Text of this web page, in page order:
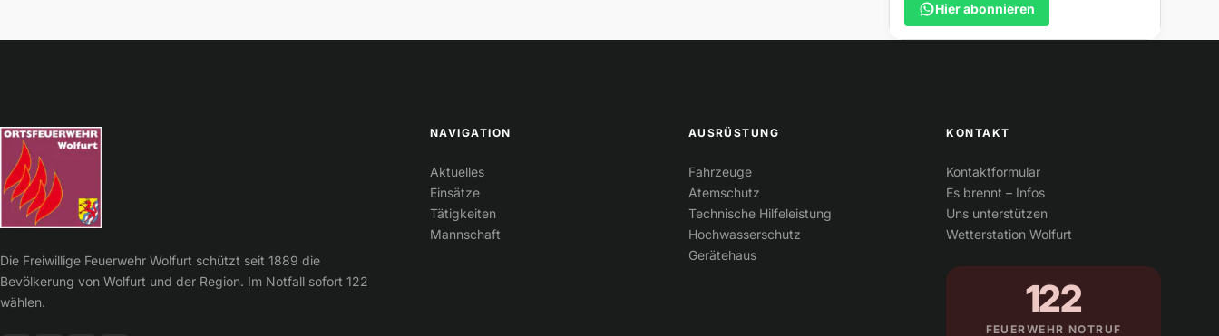
Hier abonnieren
Die Freiwillige Feuerwehr Wolfurt schützt seit 1889 die
Bevölkerung von Wolfurt und der Region. Im Notfall sofort 122
wählen.
NAVIGATION
Aktuelles
Einsätze
Tätigkeiten
Mannschaft
AUSRÜSTUNG
Fahrzeuge
Atemschutz
Technische Hilfeleistung
Hochwasserschutz
Gerätehaus
KONTAKT
Kontaktformular
Es brennt – Infos
Uns unterstützen
Wetterstation Wolfurt
122
FEUERWEHR NOTRUF